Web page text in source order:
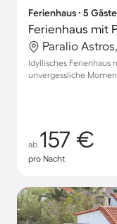
Ferienhaus ∙ 5
Paralio
Idyllisches Ferienhaus
unvergessliche
ab 157 €
pro Nacht